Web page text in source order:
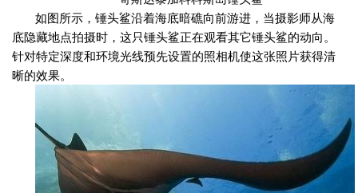
如图所示，锤头鲨沿着海底暗礁向前游进，当摄影师从海
底隐藏地点拍摄时，这只锤头鲨正在观看其它锤头鲨的动向。
针对特定深度和环境光线预先设置的照相机使这张照片获得清
晰的效果。